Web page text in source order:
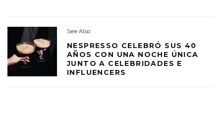
See Also
NESPRESSO CELEBRÓ SUS 40
AÑOS CON UNA NOCHE ÚNICA
JUNTO A CELEBRIDADES E
INFLUENCERS